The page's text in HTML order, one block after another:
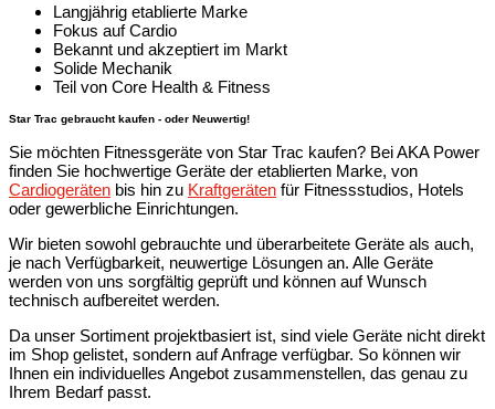
Langjährig etablierte Marke
Fokus auf Cardio
Bekannt und akzeptiert im Markt
Solide Mechanik
Teil von Core Health & Fitness
Star Trac gebraucht kaufen - oder Neuwertig!
Sie möchten Fitnessgeräte von Star Trac kaufen? Bei AKA Power
finden Sie hochwertige Geräte der etablierten Marke, von
Cardiogeräten bis hin zu Kraftgeräten für Fitnessstudios, Hotels
oder gewerbliche Einrichtungen.
Wir bieten sowohl gebrauchte und überarbeitete Geräte als auch,
je nach Verfügbarkeit, neuwertige Lösungen an. Alle Geräte
werden von uns sorgfältig geprüft und können auf Wunsch
technisch aufbereitet werden.
Da unser Sortiment projektbasiert ist, sind viele Geräte nicht direkt
im Shop gelistet, sondern auf Anfrage verfügbar. So können wir
Ihnen ein individuelles Angebot zusammenstellen, das genau zu
Ihrem Bedarf passt.